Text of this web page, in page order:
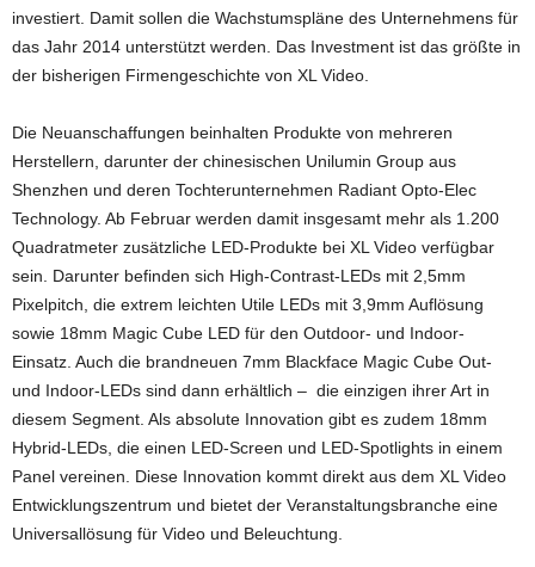
investiert. Damit sollen die Wachstumspläne des Unternehmens für
das Jahr 2014 unterstützt werden. Das Investment ist das größte in
der bisherigen Firmengeschichte von XL Video.
Die Neuanschaffungen beinhalten Produkte von mehreren
Herstellern, darunter der chinesischen Unilumin Group aus
Shenzhen und deren Tochterunternehmen Radiant Opto-Elec
Technology. Ab Februar werden damit insgesamt mehr als 1.200
Quadratmeter zusätzliche LED-Produkte bei XL Video verfügbar
sein. Darunter befinden sich High-Contrast-LEDs mit 2,5mm
Pixelpitch, die extrem leichten Utile LEDs mit 3,9mm Auflösung
sowie 18mm Magic Cube LED für den Outdoor- und Indoor-
Einsatz. Auch die brandneuen 7mm Blackface Magic Cube Out-
und Indoor-LEDs sind dann erhältlich – die einzigen ihrer Art in
diesem Segment. Als absolute Innovation gibt es zudem 18mm
Hybrid-LEDs, die einen LED-Screen und LED-Spotlights in einem
Panel vereinen. Diese Innovation kommt direkt aus dem XL Video
Entwicklungszentrum und bietet der Veranstaltungsbranche eine
Universallösung für Video und Beleuchtung.